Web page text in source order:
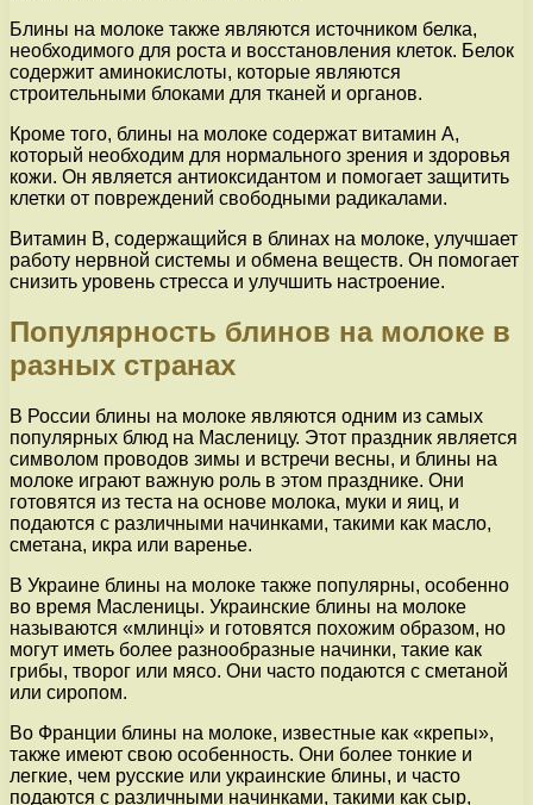
Блины на молоке также являются источником белка,
необходимого для роста и восстановления клеток. Белок
содержит аминокислоты, которые являются
строительными блоками для тканей и органов.
Кроме того, блины на молоке содержат витамин А,
который необходим для нормального зрения и здоровья
кожи. Он является антиоксидантом и помогает защитить
клетки от повреждений свободными радикалами.
Витамин В, содержащийся в блинах на молоке, улучшает
работу нервной системы и обмена веществ. Он помогает
снизить уровень стресса и улучшить настроение.
Популярность блинов на молоке в
разных странах
В России блины на молоке являются одним из самых
популярных блюд на Масленицу. Этот праздник является
символом проводов зимы и встречи весны, и блины на
молоке играют важную роль в этом празднике. Они
готовятся из теста на основе молока, муки и яиц, и
подаются с различными начинками, такими как масло,
сметана, икра или варенье.
В Украине блины на молоке также популярны, особенно
во время Масленицы. Украинские блины на молоке
называются «млинці» и готовятся похожим образом, но
могут иметь более разнообразные начинки, такие как
грибы, творог или мясо. Они часто подаются с сметаной
или сиропом.
Во Франции блины на молоке, известные как «крепы»,
также имеют свою особенность. Они более тонкие и
легкие, чем русские или украинские блины, и часто
подаются с различными начинками, такими как сыр,